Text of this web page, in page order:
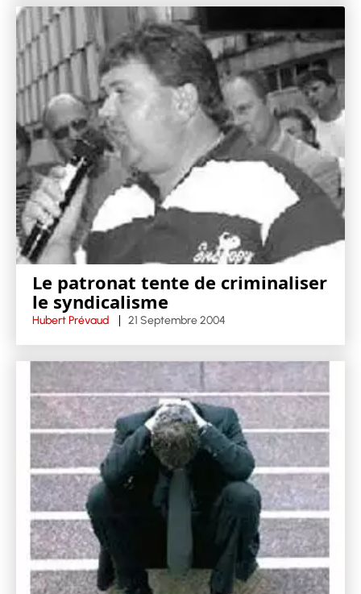
Le patronat tente de criminaliser
le syndicalisme
Hubert Prévaud 21 Septembre 2004